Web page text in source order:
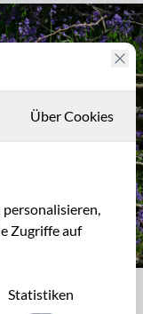
bei
Über Cookies
Zugriffe auf
Statistiken